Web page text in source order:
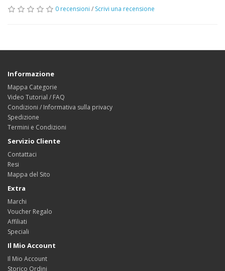
0 recensioni / Scrivi una recensione
Informazione
Mappa Categorie
Video Tutorial / FAQ
Condizioni / Informativa sulla privacy
Spedizione
Termini e Condizioni
Servizio Cliente
Contattaci
Resi
Mappa del Sito
Extra
Marchi
Voucher Regalo
Affiliati
Speciali
Il Mio Account
Il Mio Account
Storico Ordini